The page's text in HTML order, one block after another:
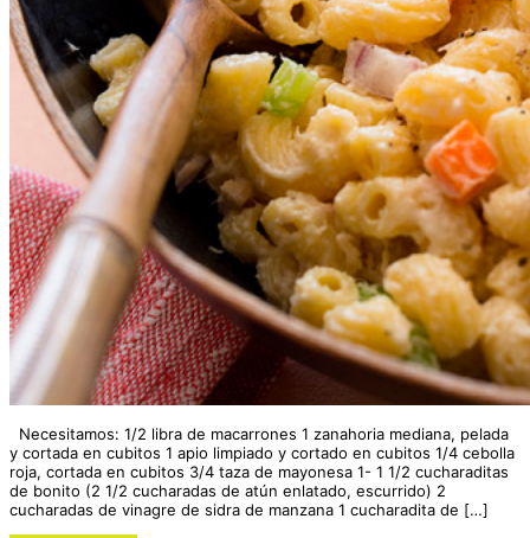
Necesitamos: 1/2 libra de macarrones 1 zanahoria mediana, pelada
y cortada en cubitos 1 apio limpiado y cortado en cubitos 1/4 cebolla
roja, cortada en cubitos 3/4 taza de mayonesa 1- 1 1/2 cucharaditas
de bonito (2 1/2 cucharadas de atún enlatado, escurrido) 2
cucharadas de vinagre de sidra de manzana 1 cucharadita de […]